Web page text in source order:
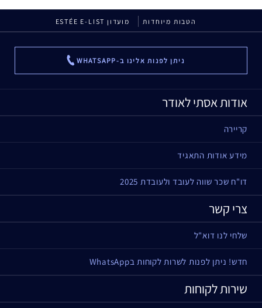
הטבות מיוחדות מועדון ESTÉE E-LIST
ניתן לפנות אלינו ב-WHATSAPP ...
אודות אסתי לאודר
קריירה
מידע אודות התאגיד
דו"ח שכר שווה לעובד ולעובדת 2025
צרי קשר
שלחי לנו דוא"ל
חדש! ניתן לפנות לשרות לקוחות בWhatsApp
שירות לקוחות